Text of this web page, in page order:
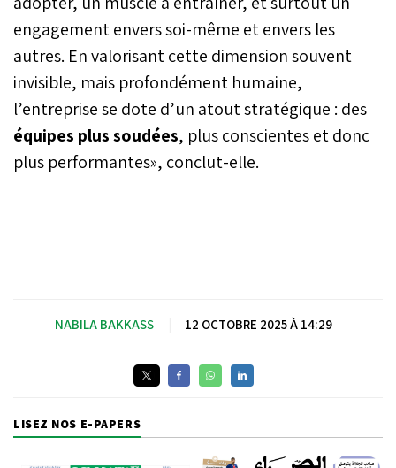
engagement envers soi-même et envers les
autres. En valorisant cette dimension souvent
invisible, mais profondément humaine,
l’entreprise se dote d’un atout stratégique : des
équipes plussoudées, plus conscientes et donc
plus performantes», conclut-elle.
NABILA BAKKASS 12 OCTOBRE 2025 À 14:29
LISEZ NOS E-PAPERS